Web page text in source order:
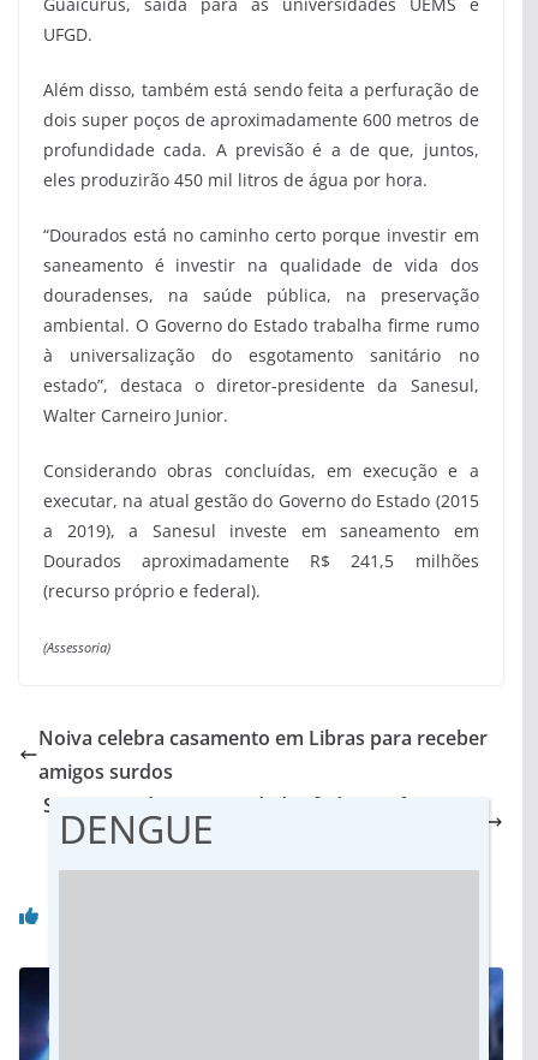
UFGD.
Além disso, também está sendo feita a perfuração de
dois super poços de aproximadamente 600 metros de
profundidade cada. A previsão é a de que, juntos,
eles produzirão 450 mil litros de água por hora.
“Dourados está no caminho certo porque investir em
saneamento é investir na qualidade de vida dos
douradenses, na saúde pública, na preservação
ambiental. O Governo do Estado trabalha firme rumo
à universalização do esgotamento sanitário no
estado”, destaca o diretor-presidente da Sanesul,
Walter Carneiro Junior.
Considerando obras concluídas, em execução e a
executar, na atual gestão do Governo do Estado (2015
a 2019), a Sanesul investe em saneamento em
Dourados aproximadamente R$ 241,5 milhões
(recurso próprio e federal).
(Assessoria)
Noiva celebra casamento em Libras para receber
amigos surdos
Sete entre dez universidades federais têm notas
máximas em índice de qualidade do MEC
DENGUE